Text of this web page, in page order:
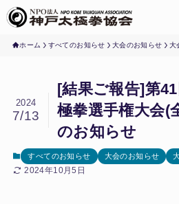
ホーム すべてのお知らせ 大会のお知らせ 大
[結果ご報告]第
極拳選手権大会(
のお知らせ
2024
7/13
すべてのお知らせ 大会のお知らせ
2024年10月5日